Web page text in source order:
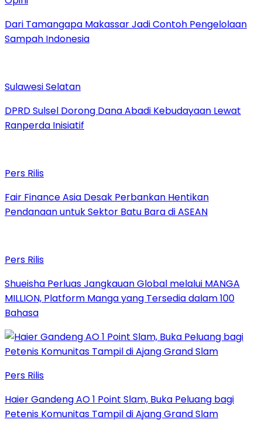
Dari Tamangapa Makassar Jadi Contoh Pengelolaan
Sampah Indonesia
Sulawesi Selatan
DPRD Sulsel Dorong Dana Abadi Kebudayaan Lewat
Ranperda Inisiatif
Pers Rilis
Fair Finance Asia Desak Perbankan Hentikan
Pendanaan untuk Sektor Batu Bara di ASEAN
Pers Rilis
Shueisha Perluas Jangkauan Global melalui MANGA
MILLION, Platform Manga yang Tersedia dalam 100
Bahasa
Pers Rilis
Haier Gandeng AO 1 Point Slam, Buka Peluang bagi
Petenis Komunitas Tampil di Ajang Grand Slam